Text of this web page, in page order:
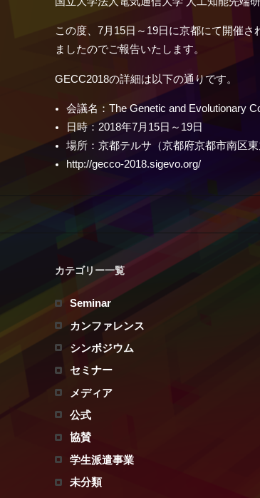
この度、7月15日～19日に京都にて開催
ましたのでご報告いたします。
GECC2018の詳細は以下の通りです。
会議名：The Genetic and Evolutionary
日時：2018年7月15日～19日
場所：京都テルサ（京都府京都市南区
http://gecco-2018.sigevo.org/
カテゴリー一覧
Seminar
カンファレンス
シンポジウム
セミナー
メディア
公式
協賛
学生派遣事業
未分類